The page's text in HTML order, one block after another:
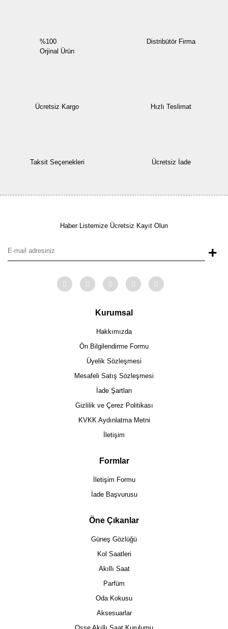
%100
Orjinal Ürün
Distribütör Firma
Ücretsiz Kargo Hızlı Teslimat
Taksit Seçenekleri Ücretsiz İade
Haber Listemize Ücretsiz Kayıt Olun
+
Kurumsal
Hakkımızda
Ön Bilgilendirme Formu
Üyelik Sözleşmesi
Mesafeli Satış Sözleşmesi
İade Şartları
Gizlilik ve Çerez Politikası
KVKK Aydınlatma Metni
İletişim
Formlar
İletişim Formu
İade Başvurusu
Öne Çıkanlar
Güneş Gözlüğü
Kol Saatleri
Akıllı Saat
Parfüm
Oda Kokusu
Aksesuarlar